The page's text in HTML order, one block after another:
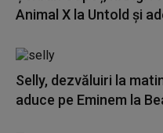
Animal X la Untold și
Selly, dezvăluiri la
aduce pe Eminem la